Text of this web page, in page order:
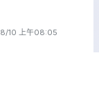
10 上午08:05